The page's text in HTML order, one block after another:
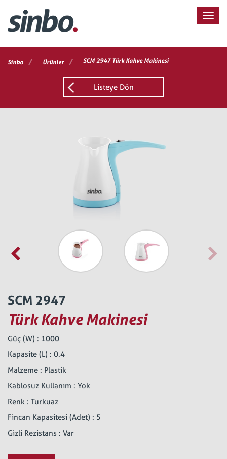
Sinbo / Ürünler / SCM 2947 Türk Kahve Makinesi
Listeye Dön
SCM 2947
Türk Kahve Makinesi
Güç (W) : 1000
Kapasite (L) : 0.4
Malzeme : Plastik
Kablosuz Kullanım : Yok
Renk : Turkuaz
Fincan Kapasitesi (Adet) : 5
Gizli Rezistans : Var